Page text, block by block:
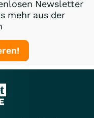
Newsletter
mehr aus der